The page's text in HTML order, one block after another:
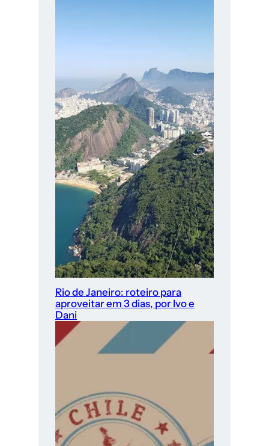
Rio de Janeiro: roteiro para
aproveitar em 3 dias, por Ivo e
Dani